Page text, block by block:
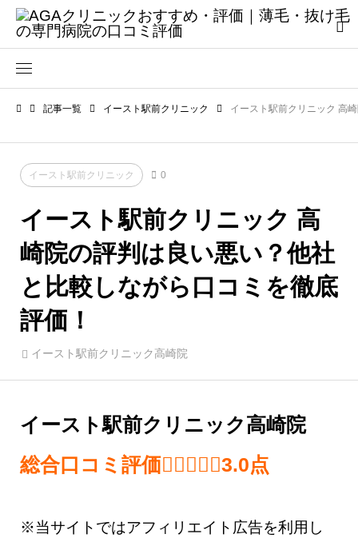
記事一覧 イースト駅前クリニック イースト駅前クリニック 高
イースト駅前クリニック 0
イースト駅前クリニック 高
崎院の評判は良い悪い？他社
と比較しながら口コミを徹底
評価！
イースト駅前クリニック高崎院
イースト駅前クリニック高崎院
総合口コミ評価
3.0 out of 5.0
3.0点
※当サイトではアフィリエイト広告を利用し